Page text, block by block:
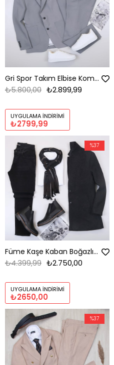
Gri Spor Takım Elbise Kombini Erkek | Slim Fit Şık Günlük Set
₺2.899,99
₺5.800,00
UYGULAMA İNDIRIMI
₺2799,99
Füme Kaşe Kaban Boğazlı Body Pantolon Bot Kombin
₺2.750,00
₺4.399,99
UYGULAMA İNDIRIMI
₺2650,00
%37
%37